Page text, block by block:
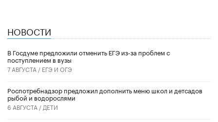
НОВОСТИ
В Госдуме предложили отменить ЕГЭ из-за проблем с
поступлением в вузы
7 АВГУСТА / ЕГЭ И ОГЭ
Роспотребнадзор предложил дополнить меню школ и детсадов
рыбой и водорослями
6 АВГУСТА / ДЕТИ